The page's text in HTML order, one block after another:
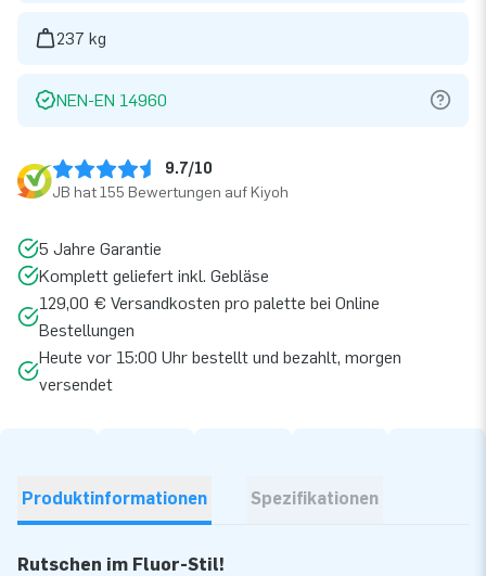
237 kg
NEN-EN 14960
9.7/10
JB hat 155 Bewertungen auf Kiyoh
5 Jahre Garantie
Komplett geliefert inkl. Gebläse
129,00 € Versandkosten pro palette bei Online
Bestellungen
Heute vor 15:00 Uhr bestellt und bezahlt, morgen
versendet
Produktinformationen Spezifikationen
Rutschen im Fluor-Stil!